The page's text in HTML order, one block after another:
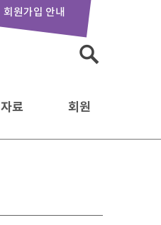
회원가입 안내
자료 회원